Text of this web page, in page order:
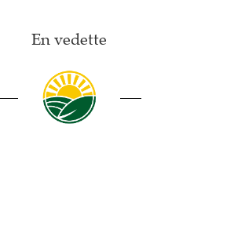
En vedette